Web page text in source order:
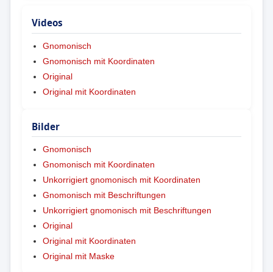
Videos
Gnomonisch
Gnomonisch mit Koordinaten
Original
Original mit Koordinaten
Bilder
Gnomonisch
Gnomonisch mit Koordinaten
Unkorrigiert gnomonisch mit Koordinaten
Gnomonisch mit Beschriftungen
Unkorrigiert gnomonisch mit Beschriftungen
Original
Original mit Koordinaten
Original mit Maske